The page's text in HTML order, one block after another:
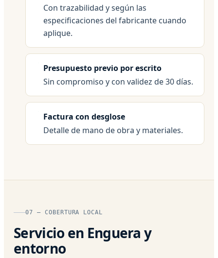
Con trazabilidad y según las
especificaciones del fabricante cuando
aplique.
Presupuesto previo por escrito
Sin compromiso y con validez de 30 días.
Factura con desglose
Detalle de mano de obra y materiales.
07 — COBERTURA LOCAL
Servicio en Enguera y
entorno